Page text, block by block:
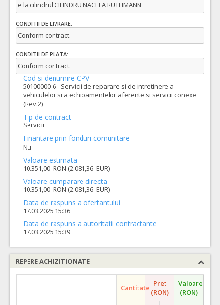
e la cilindrul CILINDRU NACELA RUTHMANN
CONDITII DE LIVRARE:
Conform contract.
CONDITII DE PLATA:
Conform contract.
Cod si denumire CPV
50100000-6 - Servicii de reparare si de intretinere a
vehiculelor si a echipamentelor aferente si servicii conexe
(Rev.2)
Tip de contract
Servicii
Finantare prin fonduri comunitare
Nu
Valoare estimata
10.351,00 RON (2.081,36 EUR)
Valoare cumparare directa
10.351,00 RON (2.081,36 EUR)
Data de raspuns a ofertantului
17.03.2025 15:36
Data de raspuns a autoritatii contractante
17.03.2025 15:39
REPERE ACHIZITIONATE
Cantitate Pret
(RON)
Valoare
(RON)